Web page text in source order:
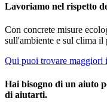
Lavoriamo nel rispetto
Con concrete misure
sull'ambiente e sul clima il
Qui puoi trovare maggiori
Hai bisogno di un aiuto
di aiutarti.